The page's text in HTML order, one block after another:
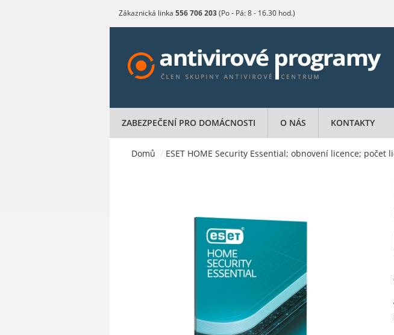
Zákaznická linka 556 706 203(Po - Pá: 8 - 16.30 hod.)
ZABEZPEČENÍ PRO DOMÁCNOSTI O NÁS KONTAKTY
Domů / ESET HOME Security Essential; obnovení licence; počet